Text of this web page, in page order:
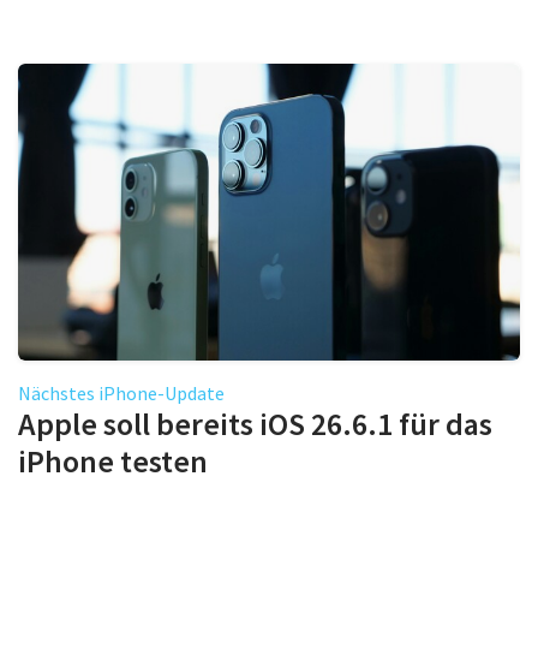
Nächstes iPhone-Update
Apple soll bereits iOS 26.6.1 für das
iPhone testen